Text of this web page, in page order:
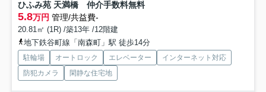
ひふみ苑 天満橋 仲介手数料無料
5.8万円 管理/共益費-
20.81㎡ (1R) /築13年 /12階建
地下鉄谷町線「南森町」駅 徒歩14分
駐輪場 オートロック エレベーター
インターネット対応
防犯カメラ
閑静な住宅地